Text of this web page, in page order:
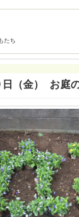
たち
日（金） お庭